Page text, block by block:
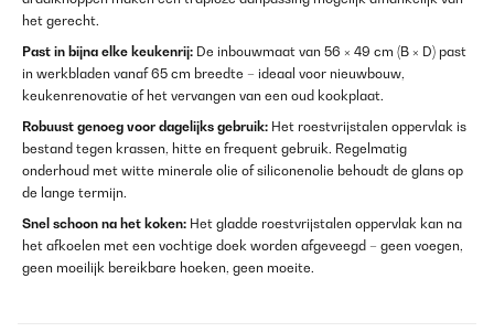
het gerecht.
Past in bijna elke keukenrij: De inbouwmaat van 56 × 49 cm (B × D) past
in werkbladen vanaf 65 cm breedte – ideaal voor nieuwbouw,
keukenrenovatie of het vervangen van een oud kookplaat.
Robuust genoeg voor dagelijks gebruik: Het roestvrijstalen oppervlak is
bestand tegen krassen, hitte en frequent gebruik. Regelmatig
onderhoud met witte minerale olie of siliconenolie behoudt de glans op
de lange termijn.
Snel schoon na het koken: Het gladde roestvrijstalen oppervlak kan na
het afkoelen met een vochtige doek worden afgeveegd – geen voegen,
geen moeilijk bereikbare hoeken, geen moeite.